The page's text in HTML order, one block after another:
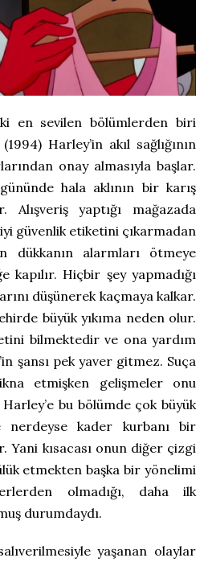
en sevilen bölümlerden biri
Harley’in akıl sağlığının
onay almasıyla başlar.
hala aklının bir karış
Alışveriş yaptığı mağazada
güvenlik etiketini çıkarmadan
dükkanın alarmları ötmeye
kapılır. Hiçbir şey yapmadığı
düşünerek kaçmaya kalkar.
büyük yıkıma neden olur.
bilmektedir ve ona yardım
şansı pek yaver gitmez. Suça
etmişken gelişmeler onu
bu bölümde çok büyük
kader kurbanı bir
kısacası onun diğer çizgi
etmekten başka bir yönelimi
olmadığı, daha ilk
durumdaydı.
yaşanan olaylar